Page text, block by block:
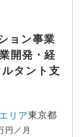
ョン事業
開発・経
タント支
エリア東京都
円／月